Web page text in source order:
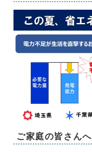
ご家庭の皆さんへ